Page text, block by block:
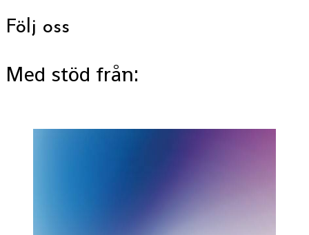
Följ oss
Med stöd från: